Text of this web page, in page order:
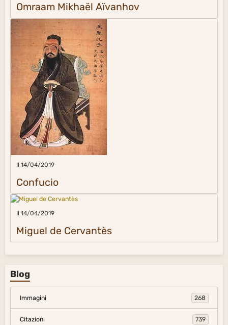
Omraam Mikhaël Aïvanhov
Il 14/04/2019
Confucio
Il 14/04/2019
Miguel de Cervantès
Blog
Immagini 268
Citazioni 739